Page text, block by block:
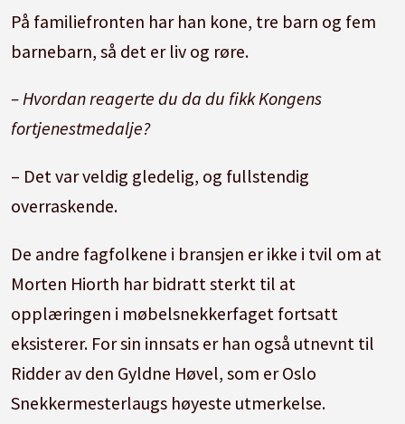
På familiefronten har han kone, tre barn og fem
barnebarn, så det er liv og røre.
– Hvordan reagerte du da du fikk Kongens
fortjenestmedalje?
– Det var veldig gledelig, og fullstendig
overraskende.
De andre fagfolkene i bransjen er ikke i tvil om at
Morten Hiorth har bidratt sterkt til at
opplæringen i møbelsnekkerfaget fortsatt
eksisterer. For sin innsats er han også utnevnt til
Ridder av den Gyldne Høvel, som er Oslo
Snekkermesterlaugs høyeste utmerkelse.